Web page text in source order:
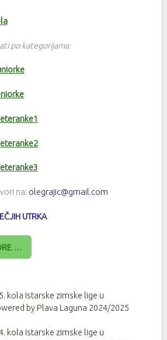
po kategorijama:
na: olegrajic@gmail.com
UTRKA
…
kola Istarske zimske lige u
by Plava Laguna 2024/2025
kola Istarske zimske lige u